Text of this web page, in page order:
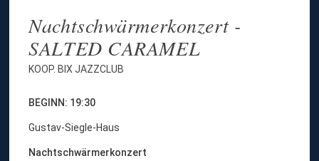
Nachtschwärmerkonzert -
SALTED CARAMEL
KOOP. BIX JAZZCLUB
BEGINN: 19:30
Gustav-Siegle-Haus
Nachtschwärmerkonzert